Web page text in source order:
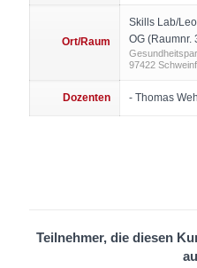
Ort/Raum
Skills Lab/
OG (Raumnr.
97422
Dozenten - Thomas
Teilnehmer, die diesen